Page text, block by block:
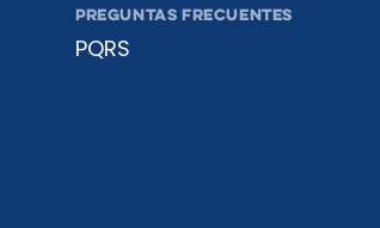
PREGUNTAS FRECUENTES
PQRS